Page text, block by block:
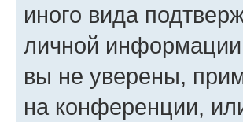
иного вида
личной
вы не уверены,
на конференции,